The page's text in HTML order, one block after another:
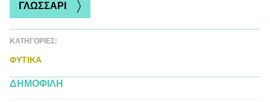
ΓΛΩΣΣΑΡΙ
ΚΑΤΗΓΟΡΙΕΣ:
ΦΥΤΙΚA
ΔΗΜΟΦΙΛΗ